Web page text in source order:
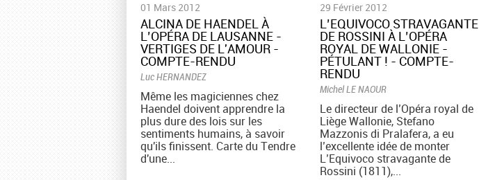
01 Mars 2012
ALCINA DE HAENDEL À
L’OPÉRA DE LAUSANNE -
VERTIGES DE L'AMOUR -
COMPTE-RENDU
Luc HERNANDEZ
Même les magiciennes chez
Haendel doivent apprendre la
plus dure des lois sur les
sentiments humains, à savoir
qu'ils finissent. Carte du Tendre
d'une...
29 Février 2012
L’EQUIVOCO STRAVAGANTE
DE ROSSINI À L’OPÉRA
ROYAL DE WALLONIE -
PÉTULANT ! - COMPTE-
RENDU
Michel LE NAOUR
Le directeur de l’Opéra royal de
Liège Wallonie, Stefano
Mazzonis di Pralafera, a eu
l’excellente idée de monter
L’Equivoco stravagante de
Rossini (1811),...